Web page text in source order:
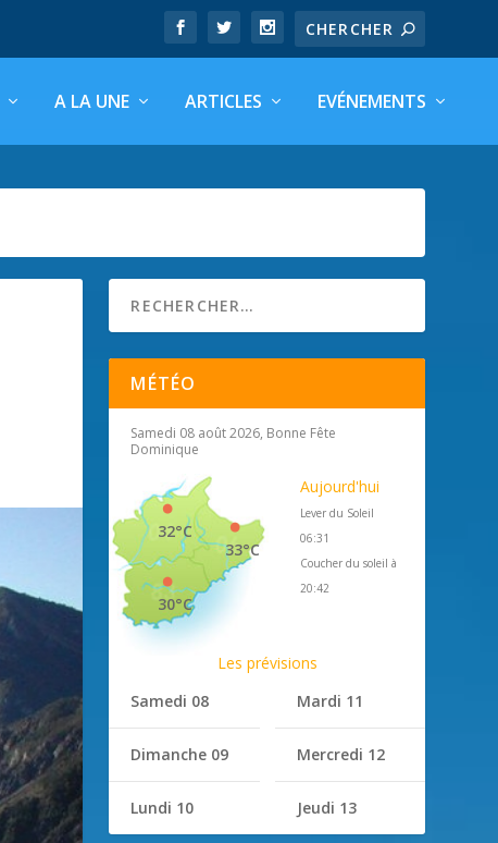
A LA UNE ARTICLES EVÉNEMENTS
MÉTÉO
Samedi 08 août 2026, Bonne Fête
Dominique
33°C
32°C
30°C
Aujourd'hui
Lever du Soleil
06:31
Coucher du soleil à
20:42
Les prévisions
Samedi 08
Dimanche 09
Lundi 10
Mardi 11
Mercredi 12
Jeudi 13